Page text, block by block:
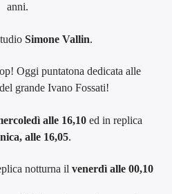
anni.
Simone Vallin.
Oggi puntatona dedicata alle
grande Ivano Fossati!
alle 16,10ed in replica
alle 16,05.
notturna il venerdì alle 00,10